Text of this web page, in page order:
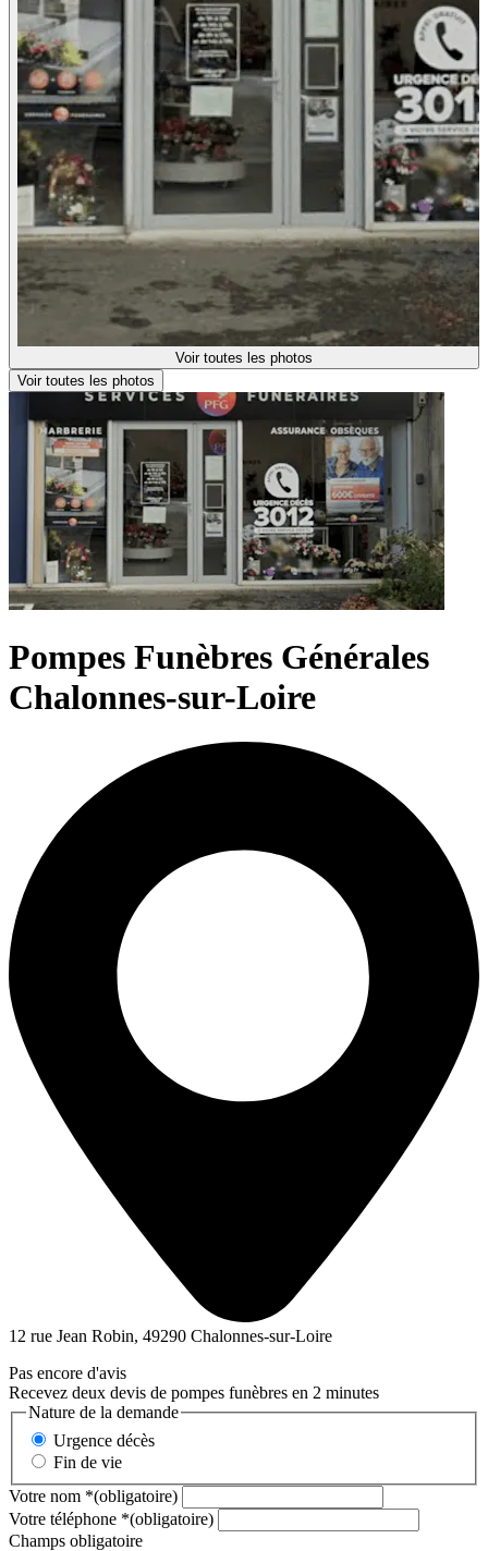
Voir toutes les photos
Voir toutes les photos
Pompes Funèbres Générales
Chalonnes-sur-Loire
12 rue Jean Robin, 49290 Chalonnes-sur-Loire
Pas encore d'avis
Recevez deux devis de pompes funèbres en 2 minutes
Nature de la demande
Urgence décès
Fin de vie
Votre nom *(obligatoire)
Votre téléphone *(obligatoire)
Champs obligatoire